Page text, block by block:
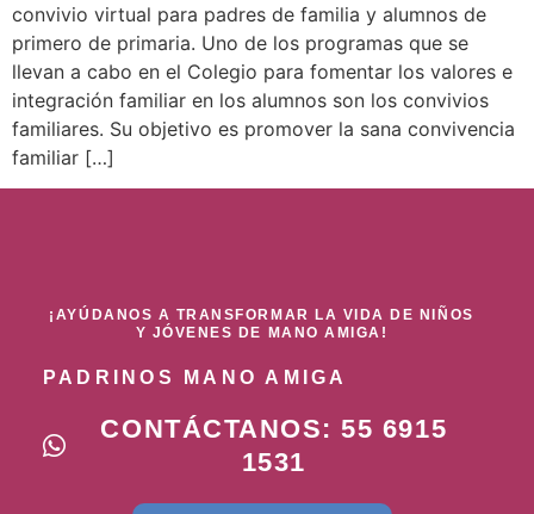
convivio virtual para padres de familia y alumnos de
primero de primaria. Uno de los programas que se
llevan a cabo en el Colegio para fomentar los valores e
integración familiar en los alumnos son los convivios
familiares. Su objetivo es promover la sana convivencia
familiar […]
¡AYÚDANOS A TRANSFORMAR LA VIDA DE NIÑOS
Y JÓVENES DE MANO AMIGA!
PADRINOS MANO AMIGA
CONTÁCTANOS: 55 6915
1531